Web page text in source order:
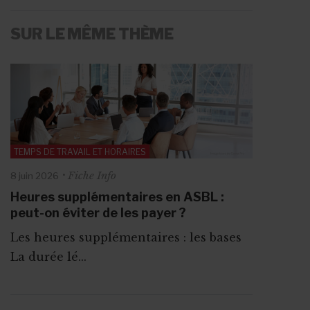
SUR LE MÊME THÈME
TEMPS DE TRAVAIL ET HORAIRES
8 juin 2026 Fiche Info
Heures supplémentaires en ASBL :
peut-on éviter de les payer ?
Les heures supplémentaires : les bases
La durée lé...